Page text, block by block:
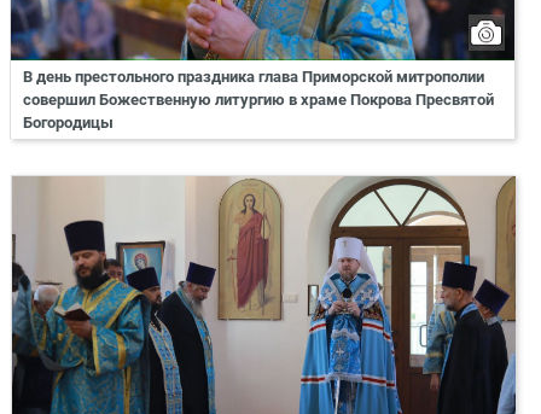
В день престольного праздника глава Приморской митрополии
совершил Божественную литургию в храме Покрова Пресвятой
Богородицы